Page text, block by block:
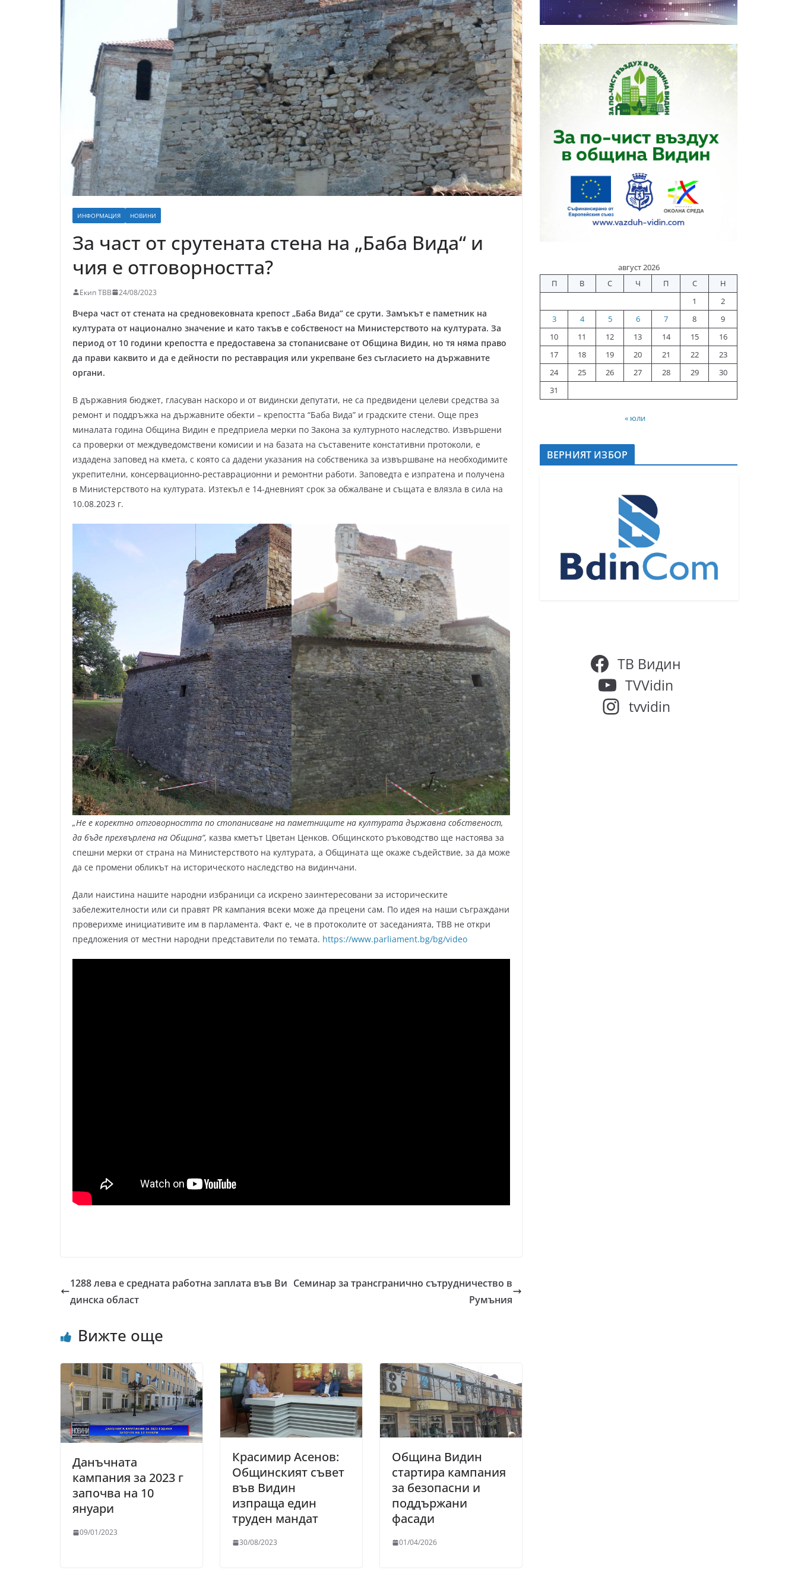
ИНФОРМАЦИЯ НОВИНИ
За част от срутената стена на „Баба Вида“ и
чия е отговорността?
Екип ТВВ 24/08/2023
Вчера част от стената на средновековната крепост „Баба Вида” се срути. Замъкът е паметник на
културата от национално значение и като такъв е собственост на Министерството на културата. За
период от 10 години крепостта е предоставена за стопанисване от Община Видин, но тя няма право
да прави каквито и да е дейности по реставрация или укрепване без съгласието на държавните
органи.
В държавния бюджет, гласуван наскоро и от видински депутати, не са предвидени целеви средства за
ремонт и поддръжка на държавните обекти – крепостта “Баба Вида” и градските стени. Още през
миналата година Община Видин е предприела мерки по Закона за културното наследство. Извършени
са проверки от междуведомствени комисии и на базата на съставените констативни протоколи, е
издадена заповед на кмета, с която са дадени указания на собственика за извършване на необходимите
укрепителни, консервационно-реставрационни и ремонтни работи. Заповедта е изпратена и получена
в Министерството на културата. Изтекъл е 14-дневният срок за обжалване и същата е влязла в сила на
10.08.2023 г.
„Не е коректно отговорността по стопанисване на паметниците на културата държавна собственост,
да бъде прехвърлена на Община”, казва кметът Цветан Ценков. Общинското ръководство ще настоява за
спешни мерки от страна на Министерството на културата, а Общината ще окаже съдействие, за да може
да се промени обликът на историческото наследство на видинчани.
Дали наистина нашите народни избраници са искрено заинтересовани за историческите
забележителности или си правят PR кампания всеки може да прецени сам. По идея на наши съграждани
проверихме инициативите им в парламента. Факт е, че в протоколите от заседанията, ТВВ не откри
предложения от местни народни представители по темата. https://www.parliament.bg/bg/video
1288 лева е средната работна заплата във Ви
динска област
Семинар за трансгранично сътрудничество в
Румъния
Вижте още
Данъчната
кампания за 2023 г
започва на 10
януари
09/01/2023
Красимир Асенов:
Общинският съвет
във Видин
изпраща един
труден мандат
30/08/2023
Община Видин
стартира кампания
за безопасни и
поддържани
фасади
01/04/2026
август 2026
П
В С Ч П С
Н
1
2
3
4 5 6 7 8
9
10
11 12 13 14 15
16
17
18 19 20 21 22
23
24
25 26 27 28 29
30
31
« юли
ВЕРНИЯТ ИЗБОР
ТВ Видин
TVVidin
tvvidin